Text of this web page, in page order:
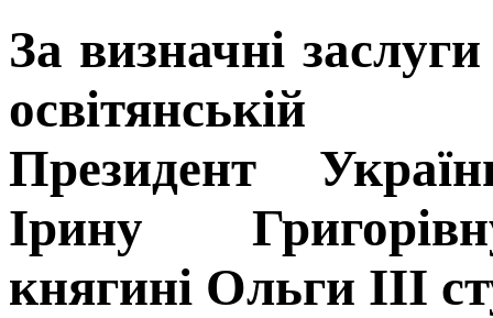
За визначні
освітянській
Президент
Ірину
княгині Ольги III